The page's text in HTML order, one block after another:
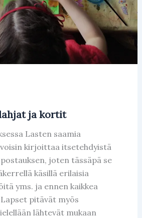
ja kortit
Lasten saamia
kirjoittaa itsetehdyistä
joten tässäpä se
käsillä erilaisia
yms. ja ennen kaikkea
pitävät myös
lähtevät mukaan